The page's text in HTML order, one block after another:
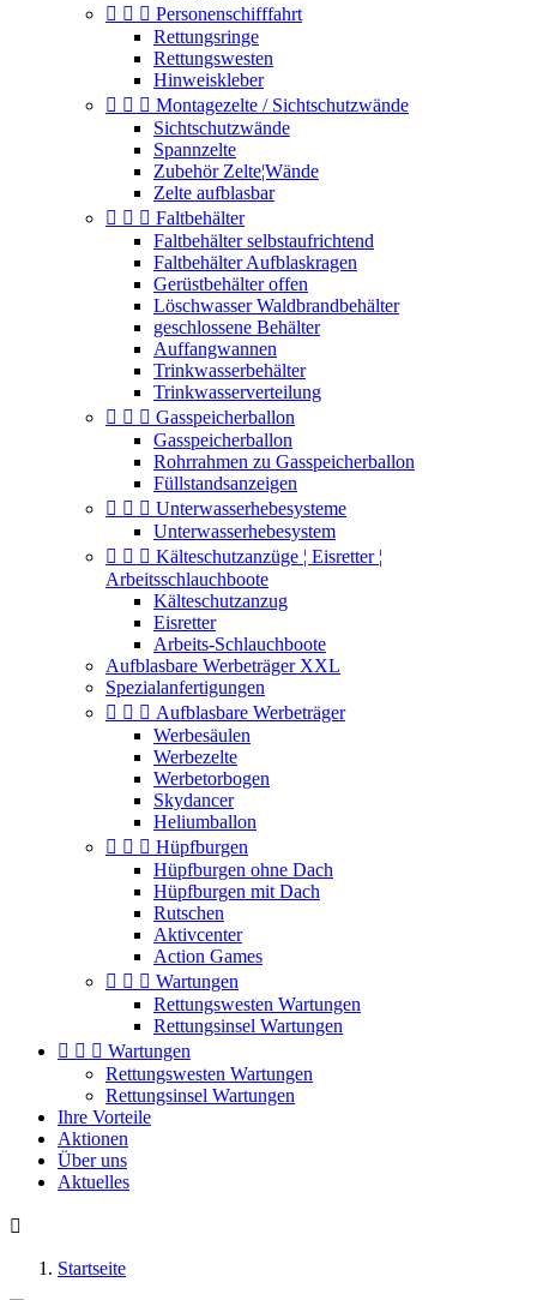
   Personenschifffahrt
Rettungsringe
Rettungswesten
Hinweiskleber
   Montagezelte / Sichtschutzwände
Sichtschutzwände
Spannzelte
Zubehör Zelte¦Wände
Zelte aufblasbar
   Faltbehälter
Faltbehälter selbstaufrichtend
Faltbehälter Aufblaskragen
Gerüstbehälter offen
Löschwasser Waldbrandbehälter
geschlossene Behälter
Auffangwannen
Trinkwasserbehälter
Trinkwasserverteilung
   Gasspeicherballon
Gasspeicherballon
Rohrrahmen zu Gasspeicherballon
Füllstandsanzeigen
   Unterwasserhebesysteme
Unterwasserhebesystem
   Kälteschutzanzüge ¦ Eisretter ¦
Arbeitsschlauchboote
Kälteschutzanzug
Eisretter
Arbeits-Schlauchboote
Aufblasbare Werbeträger XXL
Spezialanfertigungen
   Aufblasbare Werbeträger
Werbesäulen
Werbezelte
Werbetorbogen
Skydancer
Heliumballon
   Hüpfburgen
Hüpfburgen ohne Dach
Hüpfburgen mit Dach
Rutschen
Aktivcenter
Action Games
   Wartungen
Rettungswesten Wartungen
Rettungsinsel Wartungen
   Wartungen
Rettungswesten Wartungen
Rettungsinsel Wartungen
Ihre Vorteile
Aktionen
Über uns
Aktuelles

Startseite